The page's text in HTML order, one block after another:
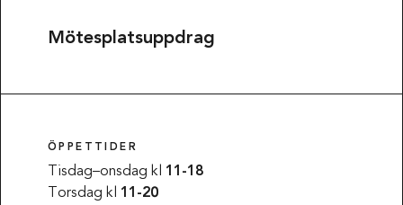
Mötesplatsuppdrag
ÖPPETTIDER
Tisdag–onsdag kl 11-18
Torsdag kl 11-20